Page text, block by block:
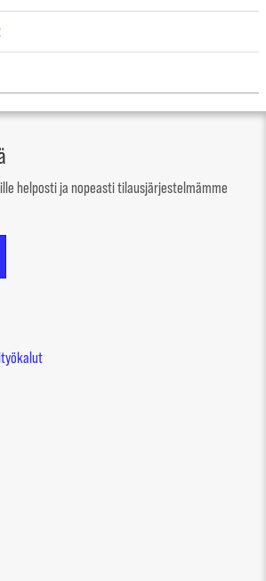
helposti ja nopeasti tilausjärjestelmämme